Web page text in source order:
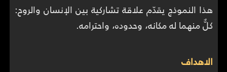
هذا النموذج يقدّم علاقة تشاركية بين الإنسان والروح:
كلٌّ منهما له مكانه، وحدوده، واحترامه.
الاهداف